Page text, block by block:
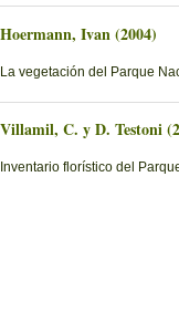
Hoermann, Ivan (2004)
La vegetación del Parque
Villamil, C. y D. Testoni
Inventario florístico del